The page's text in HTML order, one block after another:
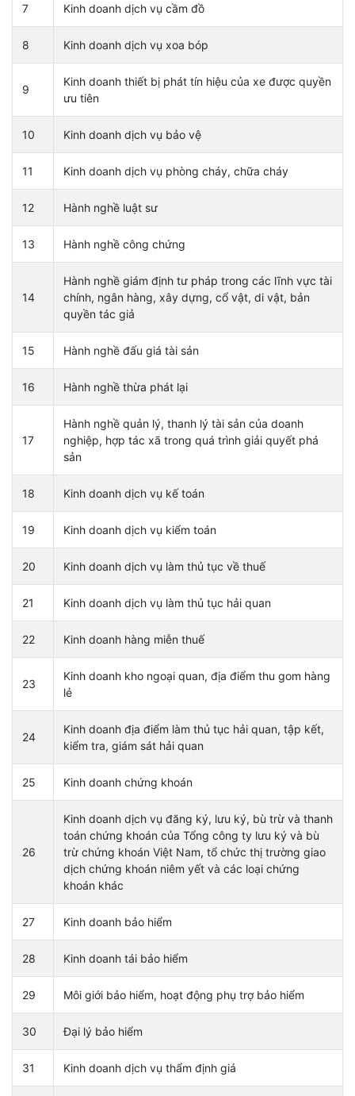
7 Kinh doanh dịch vụ cầm đồ
8 Kinh doanh dịch vụ xoa bóp
9
Kinh doanh thiết bị phát tín hiệu của xe được quyền
ưu tiên
10 Kinh doanh dịch vụ bảo vệ
11 Kinh doanh dịch vụ phòng cháy, chữa cháy
12 Hành nghề luật sư
13 Hành nghề công chứng
14
Hành nghề giám định tư pháp trong các lĩnh vực tài
chính, ngân hàng, xây dựng, cổ vật, di vật, bản
quyền tác giả
15 Hành nghề đấu giá tài sản
16 Hành nghề thừa phát lại
17
Hành nghề quản lý, thanh lý tài sản của doanh
nghiệp, hợp tác xã trong quá trình giải quyết phá
sản
18 Kinh doanh dịch vụ kế toán
19 Kinh doanh dịch vụ kiểm toán
20 Kinh doanh dịch vụ làm thủ tục về thuế
21 Kinh doanh dịch vụ làm thủ tục hải quan
22 Kinh doanh hàng miễn thuế
23
Kinh doanh kho ngoại quan, địa điểm thu gom hàng
lẻ
24
Kinh doanh địa điểm làm thủ tục hải quan, tập kết,
kiểm tra, giám sát hải quan
25 Kinh doanh chứng khoán
26
Kinh doanh dịch vụ đăng ký, lưu ký, bù trừ và thanh
toán chứng khoán của Tổng công ty lưu ký và bù
trừ chứng khoán Việt Nam, tổ chức thị trường giao
dịch chứng khoán niêm yết và các loại chứng
khoán khác
27 Kinh doanh bảo hiểm
28 Kinh doanh tái bảo hiểm
29 Môi giới bảo hiểm, hoạt động phụ trợ bảo hiểm
30 Đại lý bảo hiểm
31 Kinh doanh dịch vụ thẩm định giá